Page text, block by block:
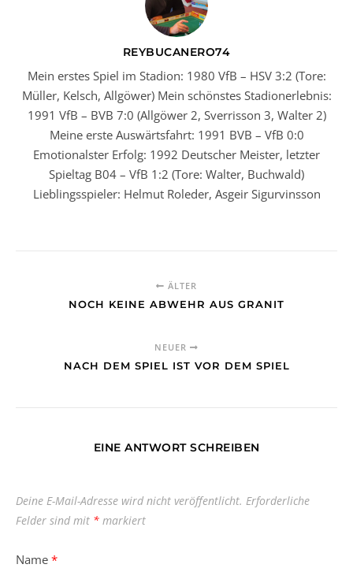
REYBUCANERO74
Mein erstes Spiel im Stadion: 1980 VfB – HSV 3:2 (Tore:
Müller, Kelsch, Allgöwer) Mein schönstes Stadionerlebnis:
1991 VfB – BVB 7:0 (Allgöwer 2, Sverrisson 3, Walter 2)
Meine erste Auswärtsfahrt: 1991 BVB – VfB 0:0
Emotionalster Erfolg: 1992 Deutscher Meister, letzter
Spieltag B04 – VfB 1:2 (Tore: Walter, Buchwald)
Lieblingsspieler: Helmut Roleder, Asgeir Sigurvinsson
ÄLTER
NOCH KEINE ABWEHR AUS GRANIT
NEUER
NACH DEM SPIEL IST VOR DEM SPIEL
EINE ANTWORT SCHREIBEN
Deine E-Mail-Adresse wird nicht veröffentlicht. Erforderliche
Felder sind mit * markiert
Name *